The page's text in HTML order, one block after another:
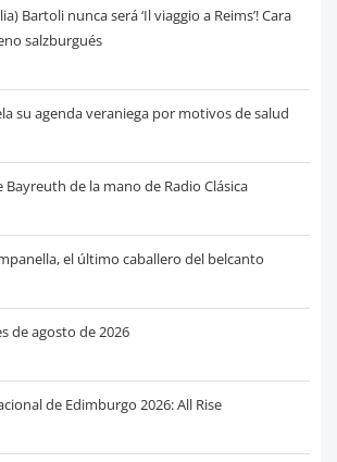
Bartoli nunca será ‘Il viaggio a Reims’! Cara
salzburgués
su agenda veraniega por motivos de salud
Bayreuth de la mano de Radio Clásica
el último caballero del belcanto
de agosto de 2026
de Edimburgo 2026: All Rise